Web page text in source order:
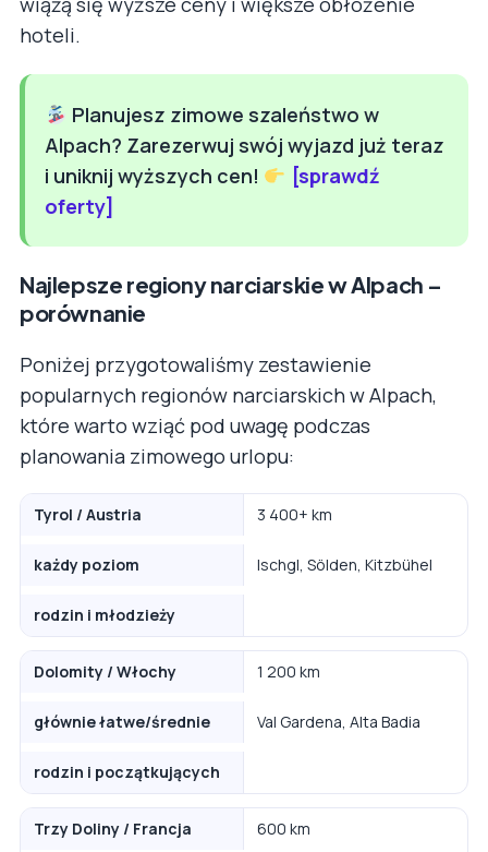
hoteli.
Planujesz zimowe szaleństwo w
Alpach? Zarezerwuj swój wyjazd już teraz
i uniknij wyższych cen!
[sprawdź
oferty]
Najlepsze regiony narciarskie w Alpach –
porównanie
Poniżej przygotowaliśmy zestawienie
popularnych regionów narciarskich w Alpach,
które warto wziąć pod uwagę podczas
planowania zimowego urlopu:
Tyrol / Austria 3 400+ km
każdy poziom Ischgl, Sölden, Kitzbühel
rodzin i młodzieży
Dolomity / Włochy 1 200 km
głównie łatwe/średnie Val Gardena, Alta Badia
rodzin i początkujących
Trzy Doliny / Francja 600 km